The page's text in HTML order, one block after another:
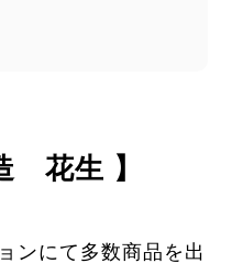
花生 】
ンにて多数商品を出